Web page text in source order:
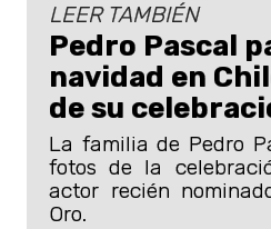
LEER TAMBIÉN
Pedro Pascal
navidad en
de su
La familia de Pedro
fotos de la
actor recién
Oro.